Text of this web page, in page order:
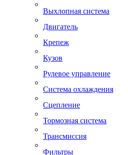
Выхлопная система
Двигатель
Крепеж
Кузов
Рулевое управление
Система охлаждения
Сцепление
Тормозная система
Трансмиссия
Фильтры